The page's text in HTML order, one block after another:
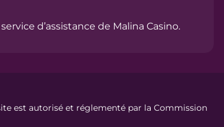
d’assistance de Malina Casino.
est autorisé et réglementé par la Commission